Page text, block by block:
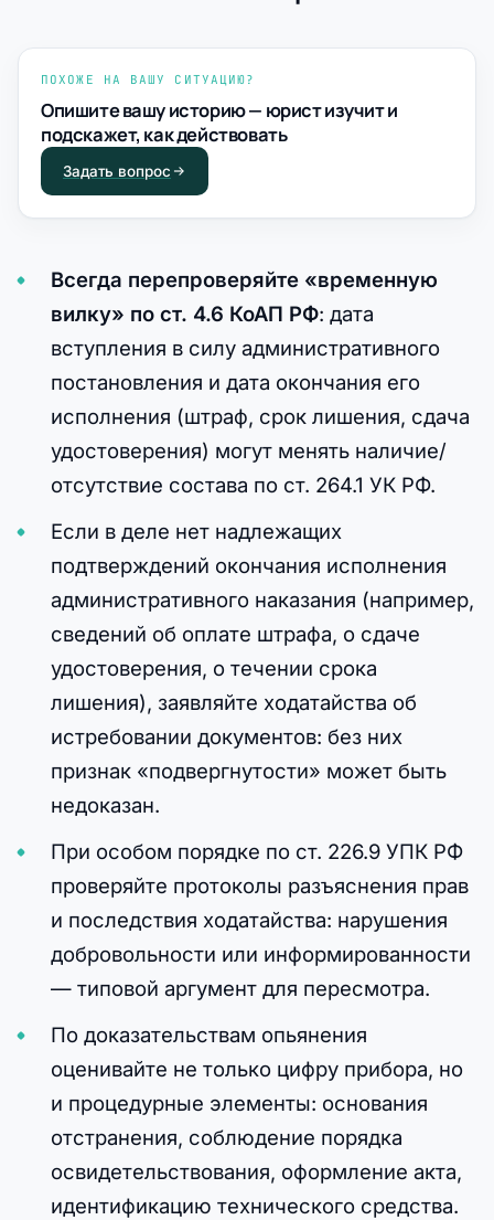
ПОХОЖЕ НА ВАШУ СИТУАЦИЮ?
Опишите вашу историю — юрист изучит и
подскажет, как действовать
Задать вопрос
Всегда перепроверяйте «временную
вилку» по ст. 4.6 КоАП РФ: дата
вступления в силу административного
постановления и дата окончания его
исполнения (штраф, срок лишения, сдача
удостоверения) могут менять наличие/
отсутствие состава по ст. 264.1 УК РФ.
Если в деле нет надлежащих
подтверждений окончания исполнения
административного наказания (например,
сведений об оплате штрафа, о сдаче
удостоверения, о течении срока
лишения), заявляйте ходатайства об
истребовании документов: без них
признак «подвергнутости» может быть
недоказан.
При особом порядке по ст. 226.9 УПК РФ
проверяйте протоколы разъяснения прав
и последствия ходатайства: нарушения
добровольности или информированности
— типовой аргумент для пересмотра.
По доказательствам опьянения
оценивайте не только цифру прибора, но
и процедурные элементы: основания
отстранения, соблюдение порядка
освидетельствования, оформление акта,
идентификацию технического средства.